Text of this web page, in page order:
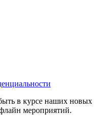
в курсе наших новых
мероприятий.